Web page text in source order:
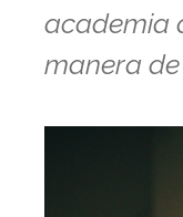
academia
manera de